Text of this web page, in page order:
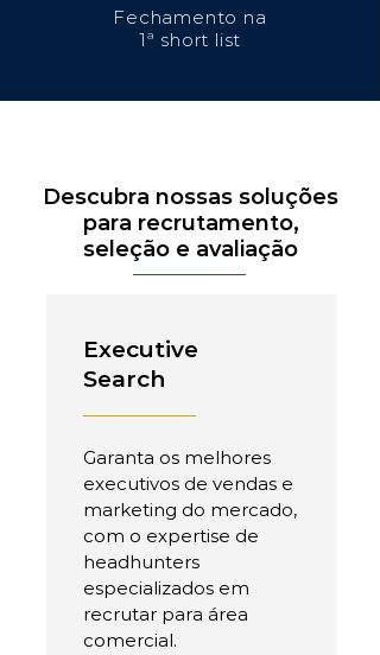
Fechamento na
1ª short list
Descubra nossas soluções
para recrutamento,
seleção e avaliação
Executive
Search
Garanta os melhores
executivos de vendas e
marketing do mercado,
com o expertise de
headhunters
especializados em
recrutar para área
comercial.